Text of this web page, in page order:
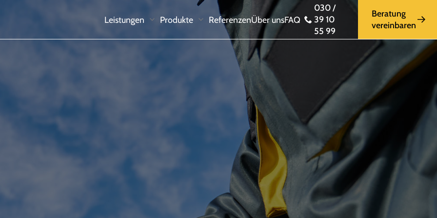
Leistungen Produkte ReferenzenÜber unsFAQ
030 /
39 10
55 99
Beratung
vereinbaren